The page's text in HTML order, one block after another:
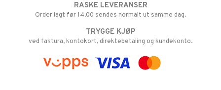
RASKE LEVERANSER
Order lagt før 14.00 sendes normalt ut samme dag.
TRYGGE KJØP
ved faktura, kontokort, direktebetaling og kundekonto.